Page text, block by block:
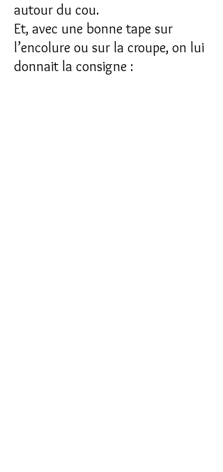
autour du cou.
Et, avec une bonne tape sur
l’encolure ou sur la croupe, on lui
donnait la consigne :